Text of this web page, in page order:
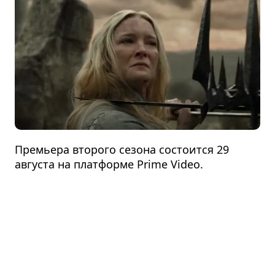
Премьера второго сезона состоится 29
августа на платформе Prime Video.